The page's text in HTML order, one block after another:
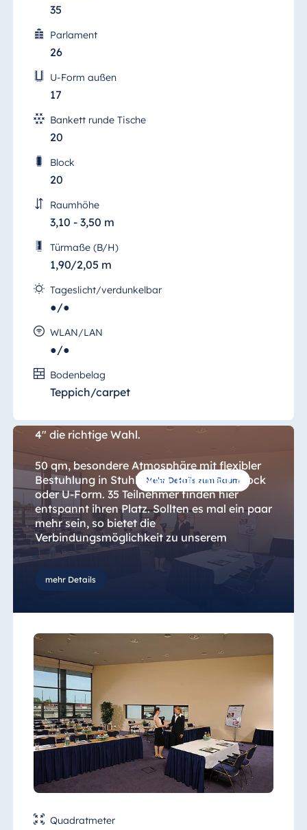
35
Parlament
26
U-Form außen
17
Bankett runde Tische
20
Block
20
Raumhöhe
3,10 - 3,50 m
Türmaße (B/H)
1,90/2,05 m
Tageslicht/verdunkelbar
●/●
WLAN/LAN
●/●
Bodenbelag
Teppich/carpet
Mehr Details zum Raum
Seminar 4
Konferenzraum? Dann ist der "Seminar
4" die richtige Wahl.
50 qm, besondere Atmosphäre mit flexibler
Bestuhlung in Stuhlreihen, Parlament, Block
oder U-Form. 35 Teilnehmer finden hier
entspannt ihren Platz. Sollten es mal ein paar
mehr sein, so bietet die
Verbindungsmöglichkeit zu unserem
Seminar 3 noch mehr Möglichkeiten für Ihr
Event oder Ihre Kick-Off Veranstaltung.
mehr Details
Quadratmeter